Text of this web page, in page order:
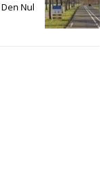
Nul